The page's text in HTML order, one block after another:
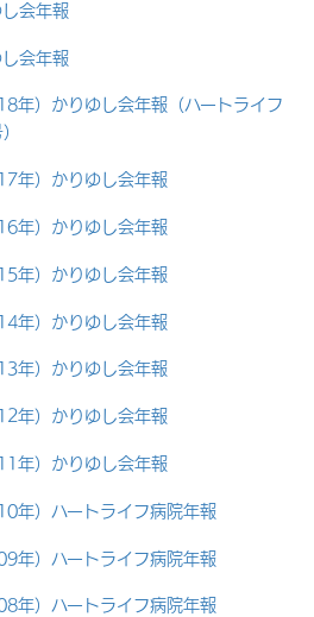
会年報
会年報
）かりゆし会年報（ハートライフ
年）かりゆし会年報
年）かりゆし会年報
年）かりゆし会年報
年）かりゆし会年報
年）かりゆし会年報
年）かりゆし会年報
年）かりゆし会年報
）ハートライフ病院年報
）ハートライフ病院年報
）ハートライフ病院年報